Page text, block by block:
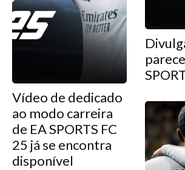
Vídeo de dedicado
ao modo carreira
de EA SPORTS FC
25 já se encontra
disponível